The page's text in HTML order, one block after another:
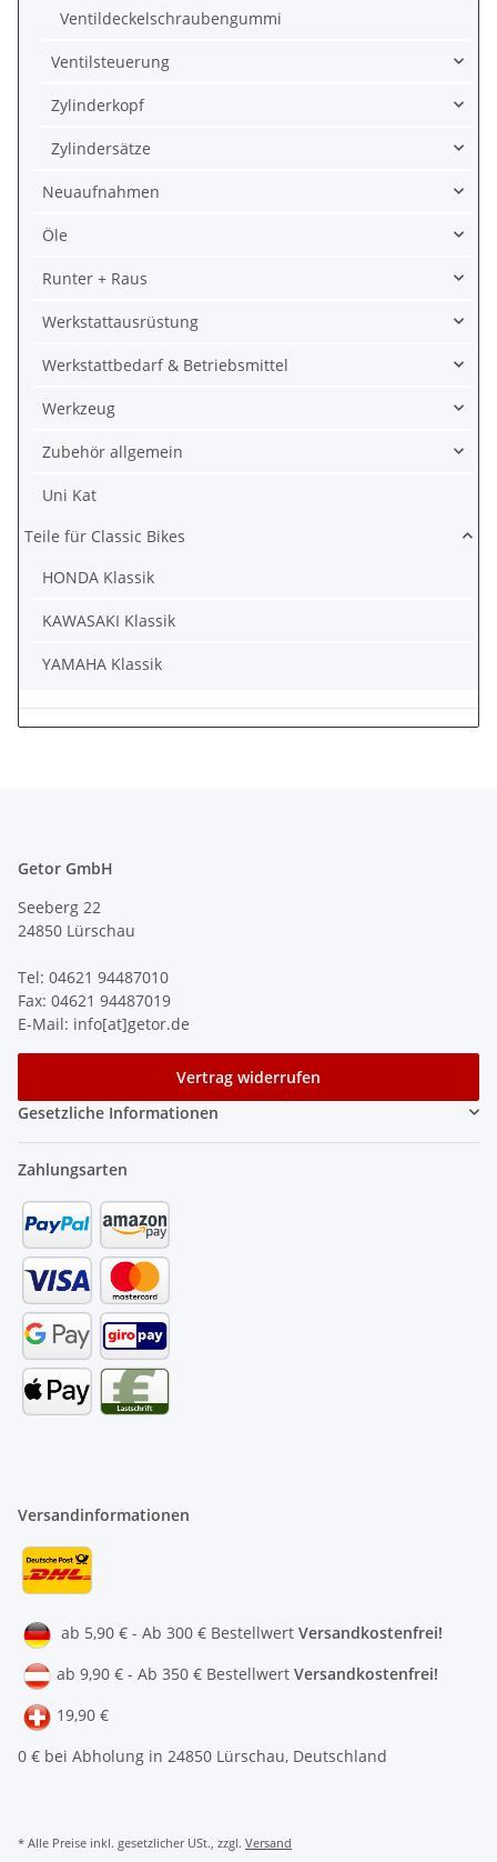
Ventildeckelschraubengummi
Ventilsteuerung
Zylinderkopf
Zylindersätze
Neuaufnahmen
Öle
Runter + Raus
Werkstattausrüstung
Werkstattbedarf & Betriebsmittel
Werkzeug
Zubehör allgemein
Uni Kat
Teile für Classic Bikes
HONDA Klassik
KAWASAKI Klassik
YAMAHA Klassik
Getor GmbH
Seeberg 22
24850 Lürschau
Tel: 04621 94487010
Fax: 04621 94487019
E-Mail: info[at]getor.de
Vertrag widerrufen
Gesetzliche Informationen
Zahlungsarten
Versandinformationen
ab 5,90 € - Ab 300 € Bestellwert Versandkostenfrei!
ab 9,90 € - Ab 350 € Bestellwert Versandkostenfrei!
19,90 €
0 € bei Abholung in 24850 Lürschau, Deutschland
* Alle Preise inkl. gesetzlicher USt., zzgl. Versand